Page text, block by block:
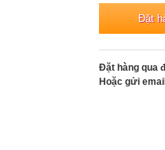
Đặt hàng qua
Hoặc gửi